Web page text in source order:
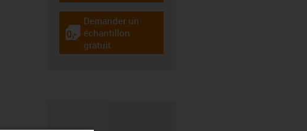
igus-icon-gratismuster
Demander un
échantillon
gratuit